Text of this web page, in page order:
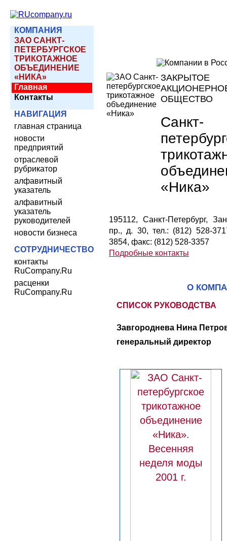
КОМПАНИЯ
ЗАО САНКТ-
ПЕТЕРБУРГСКОЕ
ТРИКОТАЖНОЕ
ОБЪЕДИНЕНИЕ
«НИКА»
Главная
Контакты
НАВИГАЦИЯ
главная страница
новости
предприятий
отраслевой
рубрикатор
алфавитный
указатель
алфавитный
указатель
руководителей
новости бизнеса
СОТРУДНИЧЕСТВО
контакты
RuCompany.Ru
расценки
RuCompany.Ru
ЗАКРЫТОЕ
ОБЩЕСТВО
Санкт-
«Ника»
195112, Санкт-Петербург,
пр., д. 30, тел.: (812) 528-
3854, факс: (812) 528-3357
Подробные контакты
О
СПИСОК РУКОВОДСТВА
Завгороднева Нина
генеральный директор